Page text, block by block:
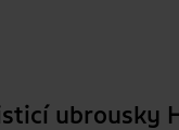
ubrousky